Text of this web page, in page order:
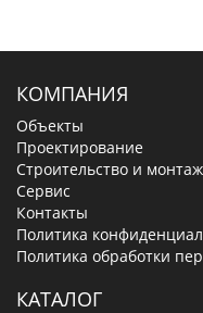
КОМПАНИЯ
Объекты
Проектирование
Строительство и монтаж
Сервис
Контакты
Политика
Политика обработки
КАТАЛОГ